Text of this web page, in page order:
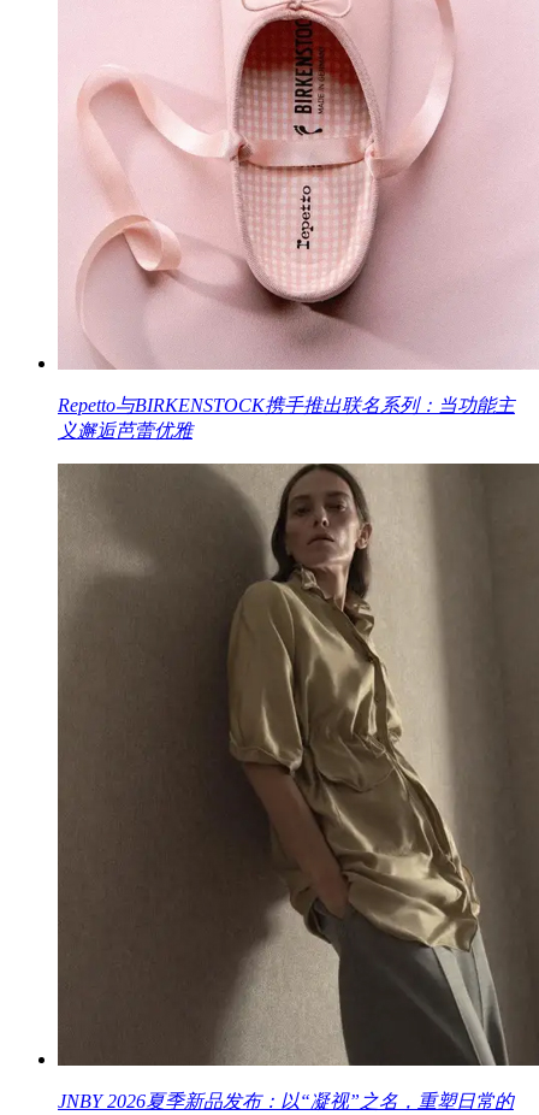
Repetto与BIRKENSTOCK携手推出联名系列：当功能主
义邂逅芭蕾优雅
JNBY 2026夏季新品发布：以“凝视”之名，重塑日常的